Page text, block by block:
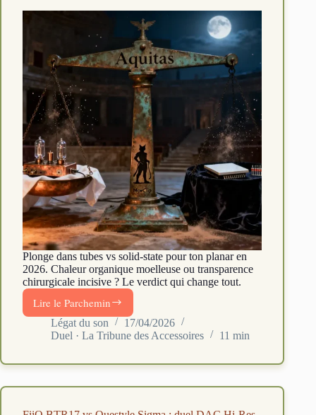
Plonge dans tubes vs solid-state pour ton planar en
2026. Chaleur organique moelleuse ou transparence
chirurgicale incisive ? Le verdict qui change tout.
Lire le Parchemin
DAC
portable
tubes
solid-
:
Légat du son
17/04/2026
Duel · La Tribune des Accessoires
11 min